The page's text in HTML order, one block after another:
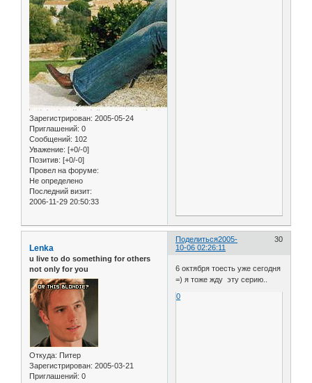
Зарегистрирован: 2005-05-24
Приглашений: 0
Сообщений: 102
Уважение: [+0/-0]
Позитив: [+0/-0]
Провел на форуме:
Не определено
Последний визит:
2006-11-29 20:50:33
Поделиться 30
2005-
10-06 02:26:11
Lenka
u live to do something for others
not only for you
Откуда: Питер
Зарегистрирован: 2005-03-21
Приглашений: 0
6 октября тоесть уже сегодня
=) я тоже жду эту серию..
0